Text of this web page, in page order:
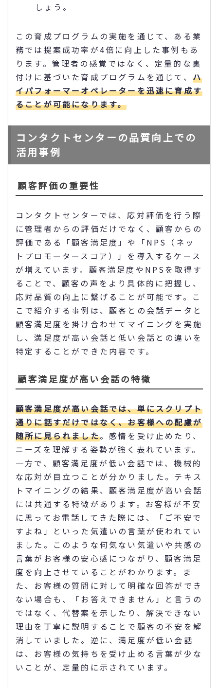
しょう。
この育成プログラムの実施を通じて、ある業
務では提案成功率が4倍に向上した事例もあ
ります。管理者の感覚ではなく、定量的な裏
付けに基づいた育成プログラムを通じて、 ハ
イパフォーマーオペレーターを迅速に育成す
ることが可能になります。
コンタクトセンターの品質向上での
活用事例
顧客評価の重要性
コンタクトセンターでは、応対評価を行う際
に管理者からの評価だけでなく、顧客からの
評価である「顧客満足度」や「NPS（ネッ
トプロモータースコア）」を導入するケース
が増えています。顧客満足度やNPSを取得す
ることで、顧客の声をより具体的に把握し、
応対品質の向上に繋げることが可能です。こ
こで紹介する事例は、顧客との会話データと
顧客満足度を掛け合わせてマイニングを実施
し、満足度が高い会話と低い会話との違いを
特定することができた内容です。
顧客満足度が高い会話の特徴
顧客満足度が高い会話では、単にスクリプト
通りに話すだけではなく、お客様への配慮が
随所に見られました。感情を受け止めたり、
ニーズを理解する姿勢が強く表れています。
一方で、顧客満足度が低い会話では、機械的
な応対が目立つことが分かりました。テキス
トマイニングの結果、顧客満足度が高い会話
には共通する特徴があります。お客様が不安
に思ってお電話してきた際には、「ご不安で
すよね」といった気遣いの言葉が使われてい
ました。このような何気ない気遣いや共感の
言葉がお客様の安心感につながり、顧客満足
度を向上させていることがわかります。ま
た、お客様の質問に対して明確な回答ができ
ない場合も、「お答えできません」と言うの
ではなく、代替案を示したり、解決できない
理由を丁寧に説明することで顧客の不安を解
消していました。逆に、満足度が低い会話
は、お客様の気持ちを受け止める言葉が少な
いことが、定量的に示されています。